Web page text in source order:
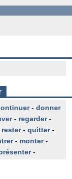
- donner
- regarder-
rester- quitter-
- monter-
-